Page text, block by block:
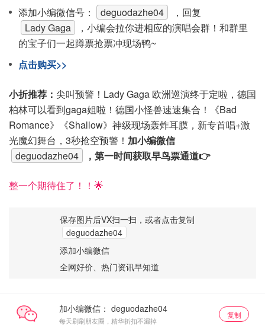
添加小编微信号：
deguodazhe04
，回复
Lady Gaga
，小编会拉你进相应的演唱会群！和群里
的宝子们一起蹲票抢票冲现场鸭~
点击购买>>
小折推荐： 尖叫预警！Lady Gaga 欧洲巡演终于定啦，德国
柏林可以看到gaga姐啦！德国小怪兽速速集合！《Bad
Romance》《Shallow》神级现场轰炸耳膜，新专首唱+激
光魔幻舞台，3秒抢空预警！ 加小编微信
deguodazhe04
，第一时间获取早鸟票通道👉
整一个期待住了！！🌟
保存图片后VX扫一扫，或者点击复制
deguodazhe04
添加小编微信
全网好价、热门资讯早知道
加小编微信：
每天刷刷朋友圈，精华折扣不漏掉
复制